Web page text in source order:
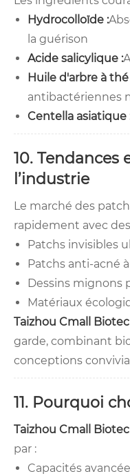
Hydrocolloïde :
la guérison
Acide salicylique :
Huile d'arbre à thé
antibactériennes
Centella asiatique
10.
l’industrie
Le marché des
rapidement avec
Patchs invisibles
Patchs anti-acné
Dessins mignons
Matériaux
Taizhou Cmall
garde, combinant
conceptions
11. Pourquoi
Taizhou Cmall
par :
Capacités